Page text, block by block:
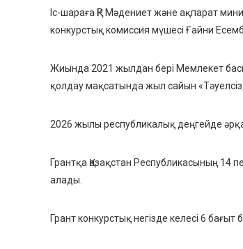
Іс-шараға ҚР Мәдениет және ақпарат
конкурстық комиссия мүшесі Ғайни
Жиында 2021 жылдан бері Мемлекет
қолдау мақсатында жыл сайын
2026 жылы республикалық деңгейде
Грантқа Қазақстан Республикасының
алады.
Грант конкурстық негізде келесі 6